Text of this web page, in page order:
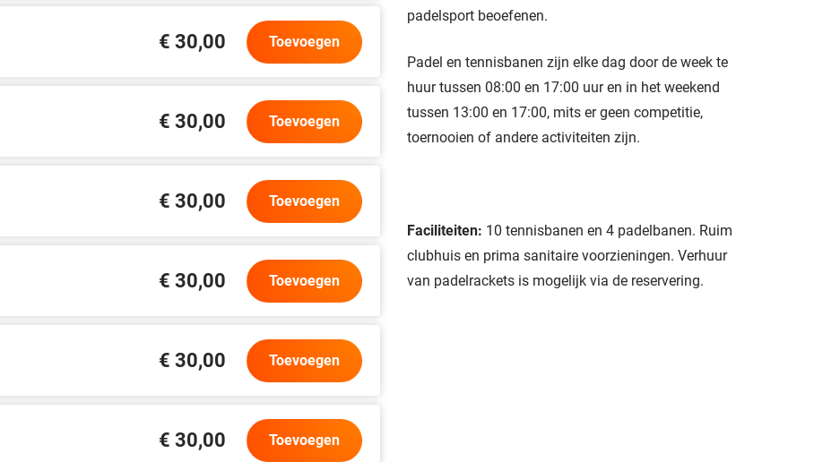
€ 30,00 Toevoegen
€ 30,00 Toevoegen
€ 30,00 Toevoegen
€ 30,00 Toevoegen
€ 30,00 Toevoegen
€ 30,00 Toevoegen
padelsport beoefenen.
Padel en tennisbanen zijn elke dag door de week te
huur tussen 08:00 en 17:00 uur en in het weekend
tussen 13:00 en 17:00, mits er geen competitie,
toernooien of andere activiteiten zijn.
Faciliteiten: 10 tennisbanen en 4 padelbanen. Ruim
clubhuis en prima sanitaire voorzieningen. Verhuur
van padelrackets is mogelijk via de reservering.